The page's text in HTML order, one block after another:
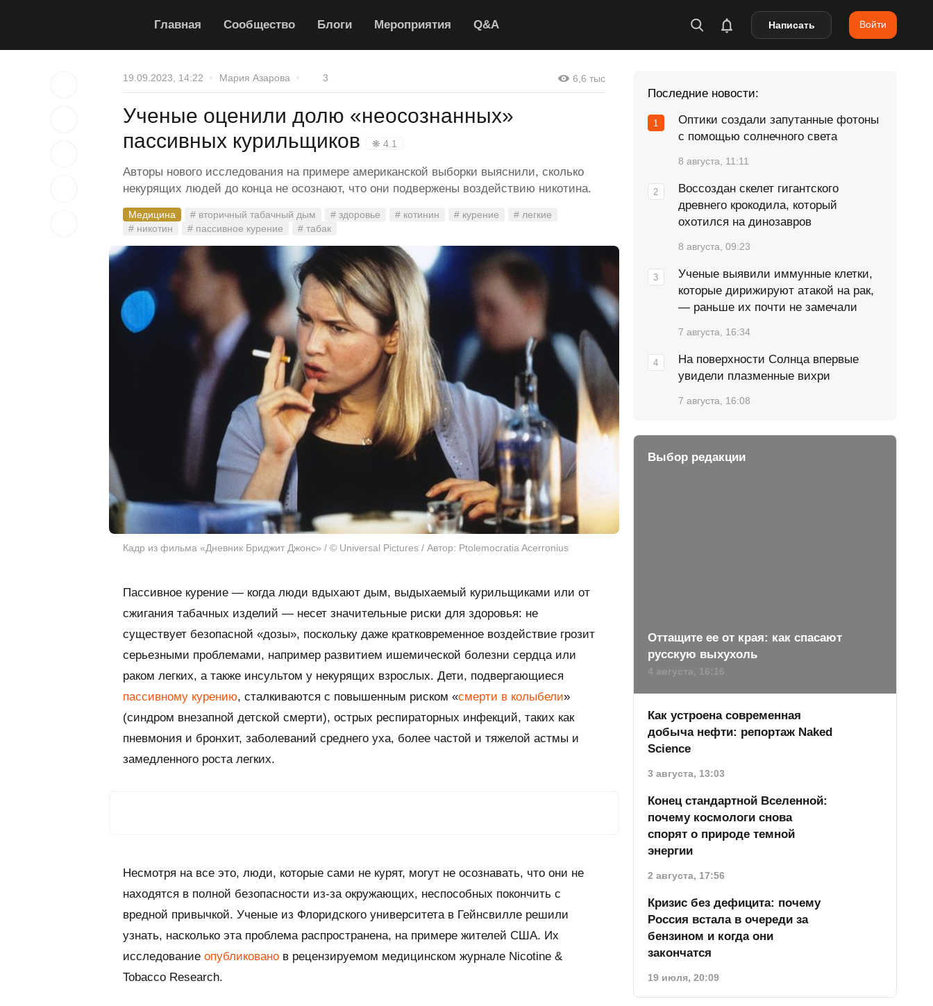
Главная Сообщество Блоги Мероприятия Q&A Написать Войти
19.09.2023, 14:22 Мария Азарова 3 6,6 тыс
Ученые оценили долю «неосознанных»
пассивных курильщиков
❋ 4.1
Авторы нового исследования на примере американской выборки выяснили, сколько
некурящих людей до конца не осознают, что они подвержены воздействию никотина.
Медицина # вторичный табачный дым # здоровье # котинин # курение
# легкие
# никотин
# пассивное курение # табак
Кадр из фильма «Дневник Бриджит Джонс» / © Universal Pictures / Автор: Ptolemocratia Acerronius
Пассивное курение — когда люди вдыхают дым, выдыхаемый курильщиками или от
сжигания табачных изделий — несет значительные риски для здоровья: не
существует безопасной «дозы», поскольку даже кратковременное воздействие грозит
серьезными проблемами, например развитием ишемической болезни сердца или
раком легких, а также инсультом у некурящих взрослых. Дети, подвергающиеся
пассивному курению, сталкиваются с повышенным риском «смерти в колыбели»
(синдром внезапной детской смерти), острых респираторных инфекций, таких как
пневмония и бронхит, заболеваний среднего уха, более частой и тяжелой астмы и
замедленного роста легких.
Несмотря на все это, люди, которые сами не курят, могут не осознавать, что они не
находятся в полной безопасности из-за окружающих, неспособных покончить с
вредной привычкой. Ученые из Флоридского университета в Гейнсвилле решили
узнать, насколько эта проблема распространена, на примере жителей США. Их
исследование опубликовано в рецензируемом медицинском журнале Nicotine &
Tobacco Research.
Последние новости:
Оптики создали запутанные фотоны
с помощью солнечного света
8 августа, 11:11
Воссоздан скелет гигантского
древнего крокодила, который
охотился на динозавров
8 августа, 09:23
Ученые выявили иммунные клетки,
которые дирижируют атакой на рак,
— раньше их почти не замечали
7 августа, 16:34
На поверхности Солнца впервые
увидели плазменные вихри
7 августа, 16:08
Выбор редакции
Оттащите ее от края: как спасают
русскую выхухоль
4 августа, 16:16
Как устроена современная
добыча нефти: репортаж Naked
Science
3 августа, 13:03
Конец стандартной Вселенной:
почему космологи снова
спорят о природе темной
энергии
2 августа, 17:56
Кризис без дефицита: почему
Россия встала в очереди за
бензином и когда они
закончатся
19 июля, 20:09